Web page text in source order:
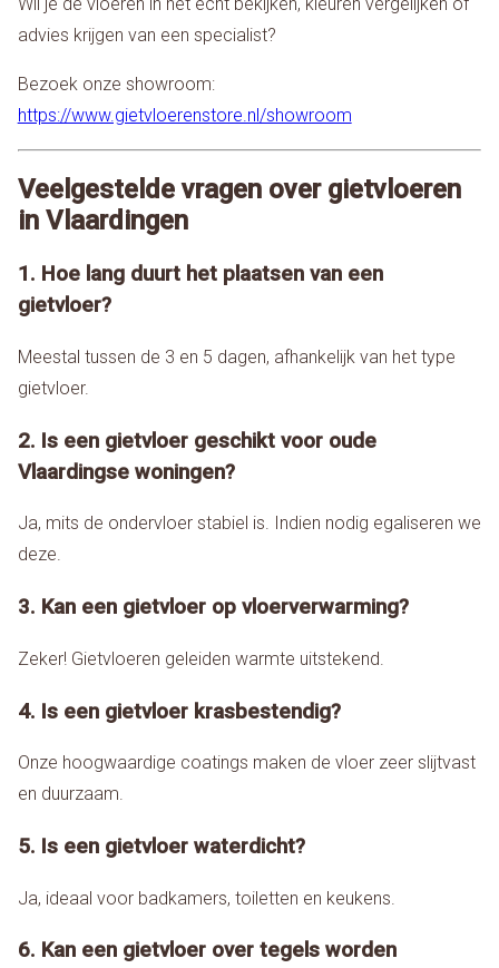
Wil je de vloeren in het echt bekijken, kleuren vergelijken of
advies krijgen van een specialist?
Bezoek onze showroom:
https://www.gietvloerenstore.nl/showroom
Veelgestelde vragen over gietvloeren
in Vlaardingen
1. Hoe lang duurt het plaatsen van een
gietvloer?
Meestal tussen de 3 en 5 dagen, afhankelijk van het type
gietvloer.
2. Is een gietvloer geschikt voor oude
Vlaardingse woningen?
Ja, mits de ondervloer stabiel is. Indien nodig egaliseren we
deze.
3. Kan een gietvloer op vloerverwarming?
Zeker! Gietvloeren geleiden warmte uitstekend.
4. Is een gietvloer krasbestendig?
Onze hoogwaardige coatings maken de vloer zeer slijtvast
en duurzaam.
5. Is een gietvloer waterdicht?
Ja, ideaal voor badkamers, toiletten en keukens.
6. Kan een gietvloer over tegels worden